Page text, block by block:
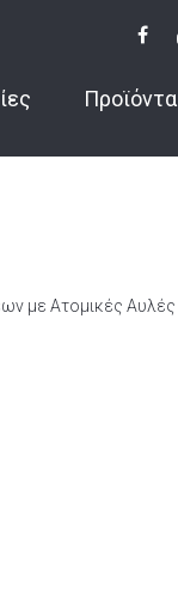
Προϊόντα
με Ατομικές Αυλές